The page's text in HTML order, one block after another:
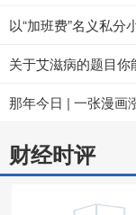
以“加班费”名义私分
关于艾滋病的题目
那年今日 | 一张漫画
财经时评